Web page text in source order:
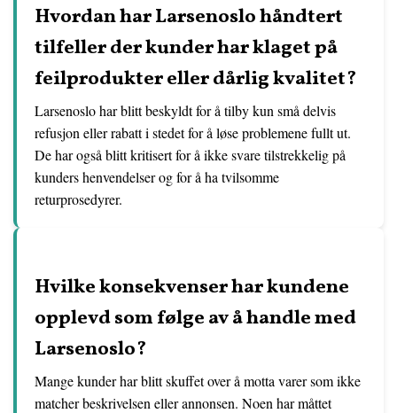
Hvordan har Larsenoslo håndtert
tilfeller der kunder har klaget på
feilprodukter eller dårlig kvalitet?
Larsenoslo har blitt beskyldt for å tilby kun små delvis
refusjon eller rabatt i stedet for å løse problemene fullt ut.
De har også blitt kritisert for å ikke svare tilstrekkelig på
kunders henvendelser og for å ha tvilsomme
returprosedyrer.
Hvilke konsekvenser har kundene
opplevd som følge av å handle med
Larsenoslo?
Mange kunder har blitt skuffet over å motta varer som ikke
matcher beskrivelsen eller annonsen. Noen har måttet